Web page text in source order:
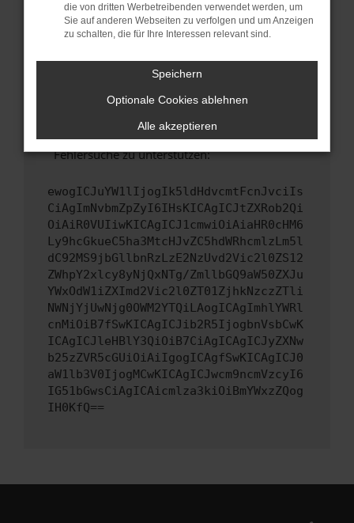
Sicherheitsrisiko, sondern kann auch dazu
führen, dass bestimmte Funktionen nicht mehr
unterstützt werden.
Wende dich an den Webseitenbetreiber.
Wenn du alle oben genannten Schritte versucht
hast, kontaktiere uns bitte. Wir werden
versuchen, das Problem zu beheben. Du kannst
uns diesen Text schicken, um uns bei der
Fehlersuche zu unterstützen:
ewogICJuYW1lIjogIk5ldHdvcmtFcnJvciIs
CiAgImNvbmZpZyI6IHsKICAgICJtZXRob2Qi
OiAiR0VUIiwKICAgICJ1cmwiOiAiaHR0cHM6
Ly9hcGkueC5ha3MtcHJvZC5hdWRhcmlzLm5l
dC92MS9jbGllbnRzLzE2NzUvd2Vic2l0ZS12
ZWhpY2xlcy8yNjQxNTg/ZmllbGQ9aW50ZXJu
YWxOdW1iZXImd2Vic2l0ZT01ZjhkNzczZTli
NWNjYjUwNjg0OWM2YTQiLAogICAgImhlYWRl
cnMiOiB7fSwKICAgICJib2R5IjogbnVsbCwK
ICAgICJleHBlY3QiOiB7CiAgICAgICJyZXNw
b25zZVR5cGUiOiAiIgogICAgfSwKICAgICJ0
aW1lb3V0IjogMCwKICAgICJwcm9ncmVzcyI6
IG51bGwsCiAgICAicmlza3kiOiBmYWxzZQog
IH0KfQ==
die von dritten Werbetreibenden verwendet werden, um
Sie auf anderen Webseiten zu verfolgen und um Anzeigen
zu schalten, die für Ihre Interessen relevant sind.
Speichern
Optionale Cookies ablehnen
Alle akzeptieren